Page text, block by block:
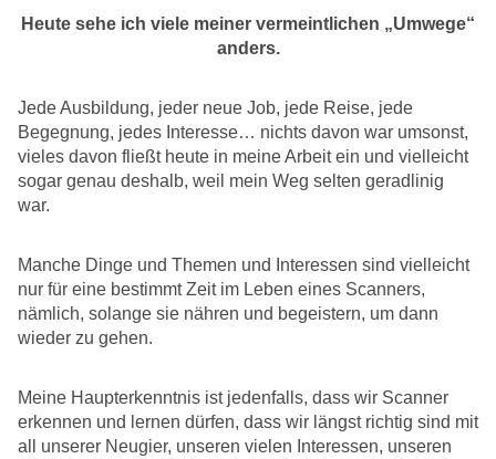
Heute sehe ich viele meiner vermeintlichen „Umwege“
anders.
Jede Ausbildung, jeder neue Job, jede Reise, jede
Begegnung, jedes Interesse… nichts davon war umsonst,
vieles davon fließt heute in meine Arbeit ein und vielleicht
sogar genau deshalb, weil mein Weg selten geradlinig
war.
Manche Dinge und Themen und Interessen sind vielleicht
nur für eine bestimmt Zeit im Leben eines Scanners,
nämlich, solange sie nähren und begeistern, um dann
wieder zu gehen.
Meine Haupterkenntnis ist jedenfalls, dass wir Scanner
erkennen und lernen dürfen, dass wir längst richtig sind mit
all unserer Neugier, unseren vielen Interessen, unseren